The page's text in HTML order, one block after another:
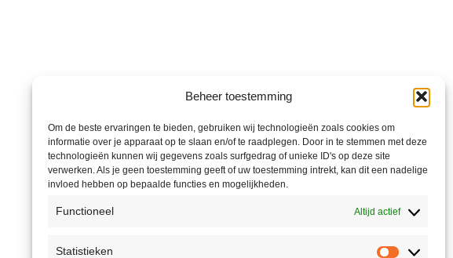
Beheer toestemming
Om de beste ervaringen te bieden, gebruiken wij technologieën zoals cookies om
informatie over je apparaat op te slaan en/of te raadplegen. Door in te stemmen met deze
technologieën kunnen wij gegevens zoals surfgedrag of unieke ID's op deze site
verwerken. Als je geen toestemming geeft of uw toestemming intrekt, kan dit een nadelige
invloed hebben op bepaalde functies en mogelijkheden.
Functioneel Altijd actief
Statistieken